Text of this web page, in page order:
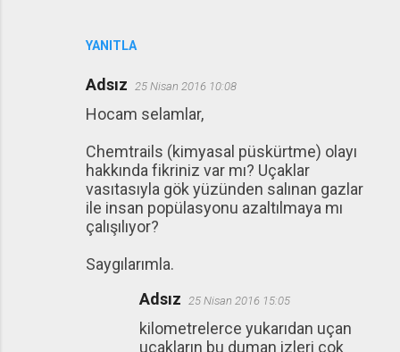
YANITLA
Adsız 25 Nisan 2016 10:08
Hocam selamlar,
Chemtrails (kimyasal püskürtme) olayı
hakkında fikriniz var mı? Uçaklar
vasıtasıyla gök yüzünden salınan gazlar
ile insan popülasyonu azaltılmaya mı
çalışılıyor?
Saygılarımla.
Adsız 25 Nisan 2016 15:05
kilometrelerce yukarıdan uçan
uçakların bu duman izleri çok